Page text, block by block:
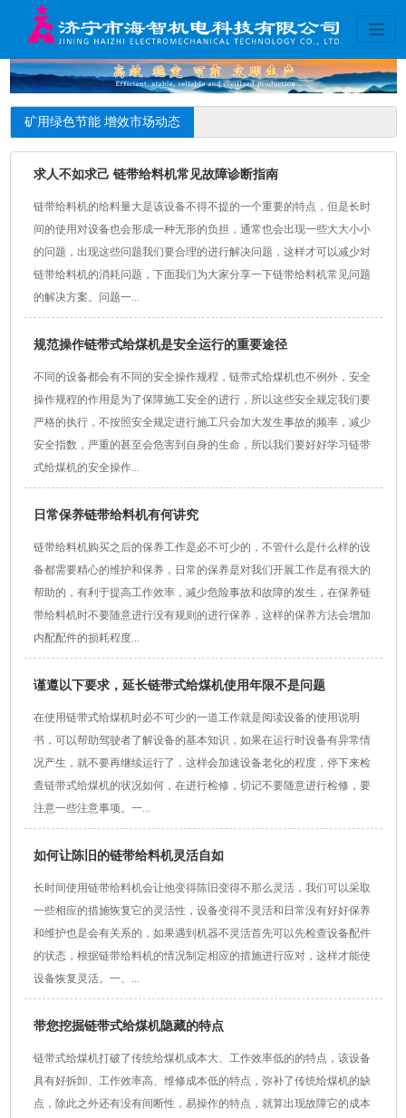
矿用绿色节能 增效市场动态
求人不如求己 链带给料机常见故障诊断指南
链带给料机的给料量大是该设备不得不提的一个重要的特点，但是长时
间的使用对设备也会形成一种无形的负担，通常也会出现一些大大小小
的问题，出现这些问题我们要合理的进行解决问题，这样才可以减少对
链带给料机的消耗问题，下面我们为大家分享一下链带给料机常见问题
的解决方案。问题一...
规范操作链带式给煤机是安全运行的重要途径
不同的设备都会有不同的安全操作规程，链带式给煤机也不例外，安全
操作规程的作用是为了保障施工安全的进行，所以这些安全规定我们要
严格的执行，不按照安全规定进行施工只会加大发生事故的频率，减少
安全指数，严重的甚至会危害到自身的生命，所以我们要好好学习链带
式给煤机的安全操作...
日常保养链带给料机有何讲究
链带给料机购买之后的保养工作是必不可少的，不管什么是什么样的设
备都需要精心的维护和保养，日常的保养是对我们开展工作是有很大的
帮助的，有利于提高工作效率，减少危险事故和故障的发生，在保养链
带给料机时不要随意进行没有规则的进行保养，这样的保养方法会增加
内配配件的损耗程度...
谨遵以下要求，延长链带式给煤机使用年限不是问题
在使用链带式给煤机时必不可少的一道工作就是阅读设备的使用说明
书，可以帮助驾驶者了解设备的基本知识，如果在运行时设备有异常情
况产生，就不要再继续运行了，这样会加速设备老化的程度，停下来检
查链带式给煤机的状况如何，在进行检修，切记不要随意进行检修，要
注意一些注意事项。一...
如何让陈旧的链带给料机灵活自如
长时间使用链带给料机会让他变得陈旧变得不那么灵活，我们可以采取
一些相应的措施恢复它的灵活性，设备变得不灵活和日常没有好好保养
和维护也是会有关系的，如果遇到机器不灵活首先可以先检查设备配件
的状态，根据链带给料机的情况制定相应的措施进行应对，这样才能使
设备恢复灵活。一、...
带您挖掘链带式给煤机隐藏的特点
链带式给煤机打破了传统给煤机成本大、工作效率低的的特点，该设备
具有好拆卸、工作效率高、维修成本低的特点，弥补了传统给煤机的缺
点，除此之外还有没有间断性，易操作的特点，就算出现故障它的成本